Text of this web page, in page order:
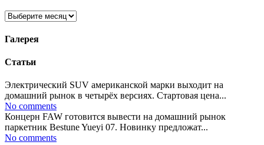
Архивы
Галерея
Статьи
Электрический SUV американской марки выходит на
домашний рынок в четырёх версиях. Стартовая цена...
No comments
Концерн FAW готовится вывести на домашний рынок
паркетник Bestune Yueyi 07. Новинку предложат...
No comments